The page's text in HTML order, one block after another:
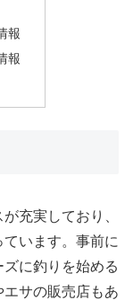
報
報
充実しており、
います。事前に
に釣りを始める
サの販売店もあ